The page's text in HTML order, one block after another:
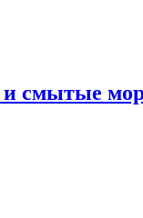
смытые